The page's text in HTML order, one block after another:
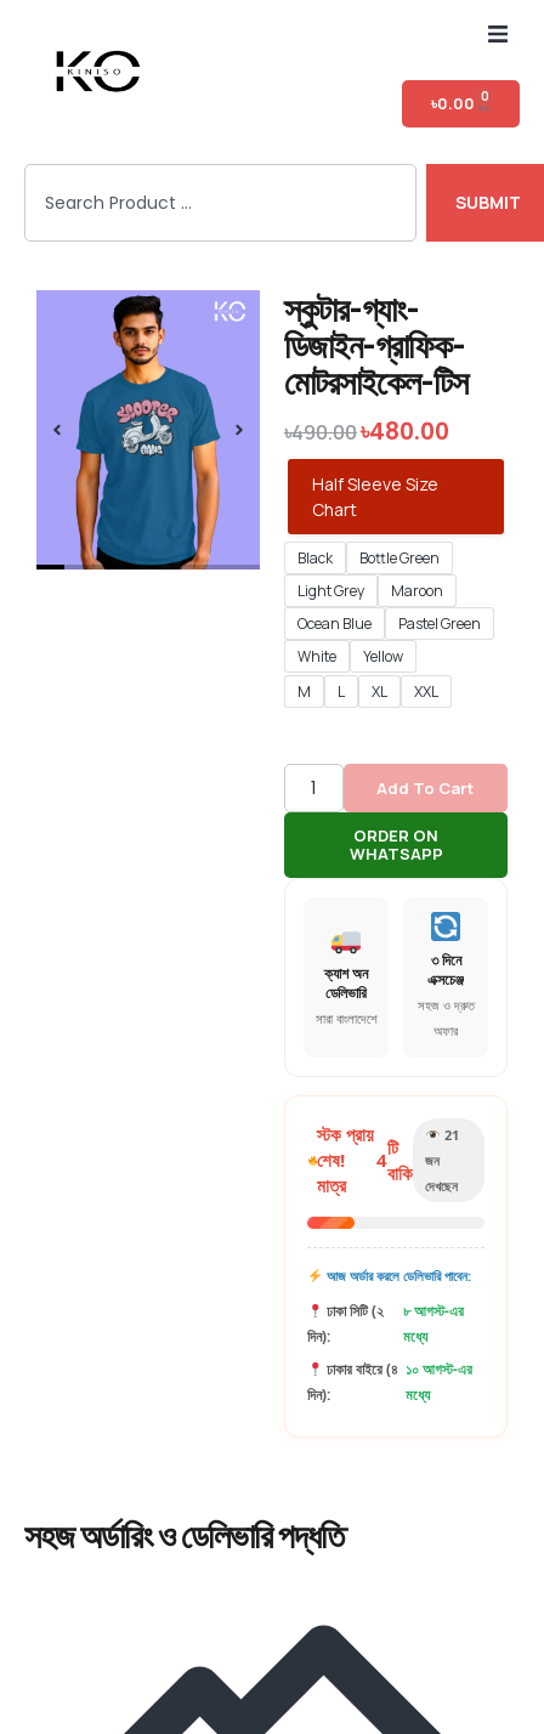
৳0.00 0
SUBMIT
স্কুটার-গ্যাং-
ডিজাইন-গ্রাফিক-
মোটরসাইকেল-টিস
৳490.00৳480.00
Half Sleeve Size
Chart
Black
Bottle Green
Light Grey
Maroon
Ocean Blue
Pastel Green
White
Yellow
M
L XL XXL
Add To Cart
ORDER ON
WHATSAPP
ক্যাশ অন
ডেলিভারি
সারা বাংলাদেশে
৩ দিনে
এক্সচেঞ্জ
সহজ ও দ্রুত
অফার
স্টক প্রায়
শেষ!
মাত্র
4
টি
বাকি
21
জন
দেখছেন
আজ অর্ডার করলে ডেলিভারি পাবেন:
ঢাকা সিটি (২
দিন):
৮ আগস্ট-এর
মধ্যে
ঢাকার বাইরে (৪
দিন):
১০ আগস্ট-এর
মধ্যে
সহজঅর্ডারিংও ডেলিভারি পদ্ধতি